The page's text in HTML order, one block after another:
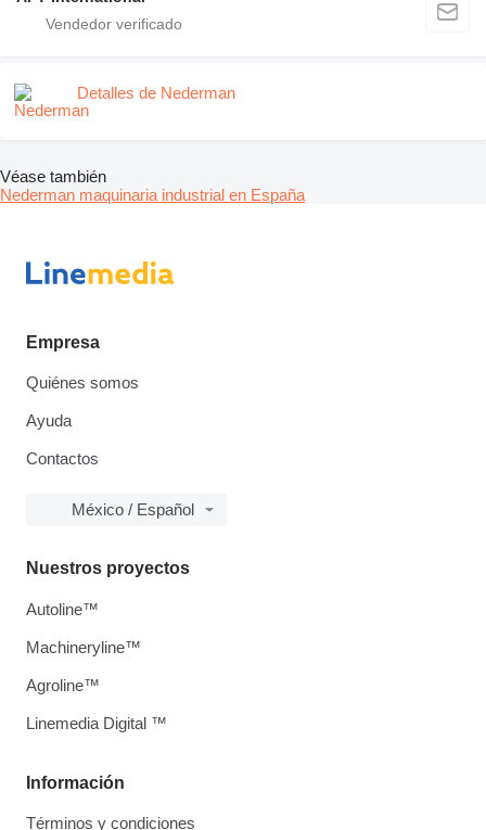
Detalles de Nederman
Véase también
Nederman maquinaria industrial en España
Empresa
Quiénes somos
Ayuda
Contactos
México / Español
Información
Términos y condiciones
Nuestros proyectos
Autoline™
Machineryline™
Agroline™
Linemedia Digital ™